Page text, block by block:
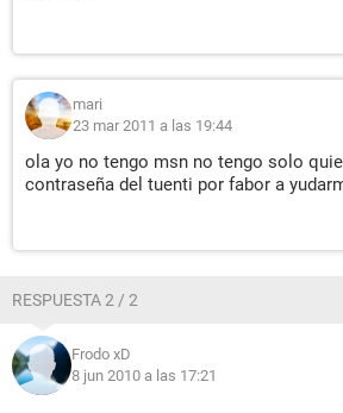
mari
23 mar 2011 a las 19:44
ola yo no tengo msn no tengo solo
contraseña del tuenti por fabor a
RESPUESTA 2 / 2
Frodo xD
8 jun 2010 a las 17:21